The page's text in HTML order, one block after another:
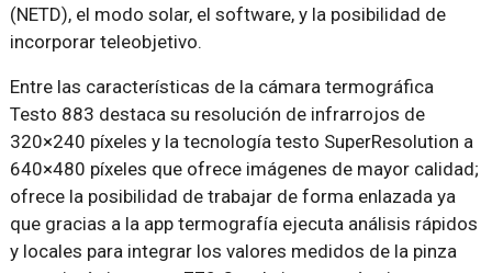
(NETD), el modo solar, el software, y la posibilidad de
incorporar teleobjetivo.
Entre las características de la cámara termográfica
Testo 883 destaca su resolución de infrarrojos de
320×240 píxeles y la tecnología testo SuperResolution a
640×480 píxeles que ofrece imágenes de mayor calidad;
ofrece la posibilidad de trabajar de forma enlazada ya
que gracias a la app termografía ejecuta análisis rápidos
y locales para integrar los valores medidos de la pinza